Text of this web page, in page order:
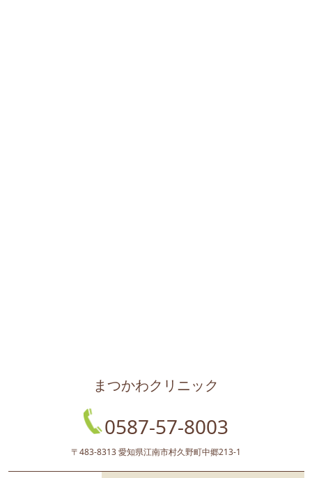
まつかわクリニック
0587-57-8003
〒483-8313 愛知県江南市村久野町中郷213-1